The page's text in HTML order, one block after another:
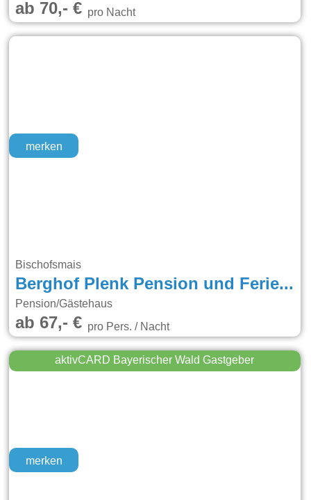
ab 70,- €pro Nacht
merken
Bischofsmais
Berghof Plenk Pension und Ferienwohnungen
Pension/Gästehaus
ab 67,- €pro Pers. / Nacht
merken
aktivCARD Bayerischer Wald Gastgeber